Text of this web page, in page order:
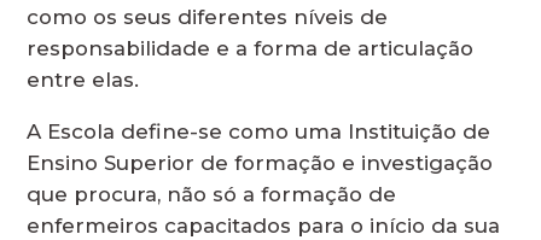
como os seus diferentes níveis de
responsabilidade e a forma de articulação
entre elas.
A Escola define-se como uma Instituição de
Ensino Superior de formação e investigação
que procura, não só a formação de
enfermeiros capacitados para o início da sua